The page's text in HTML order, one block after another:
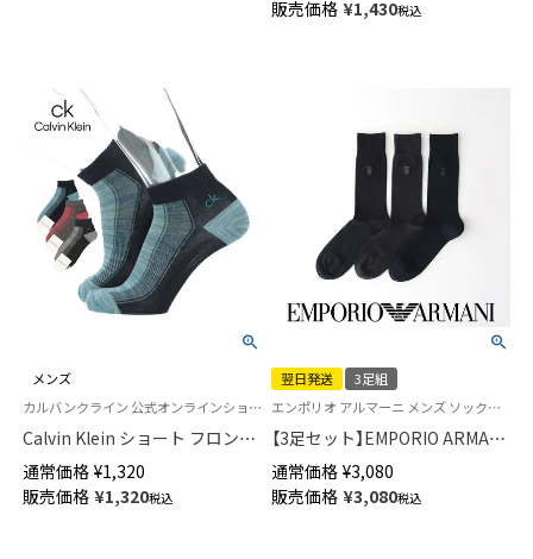
販売価格 ¥1,430税込
メンズ
カルバンクライン 公式オンラインショップ 紳士 男性 靴下
Calvin Klein ショート フロント
ストライプ スニーカー丈 カジ
ュアル ソックス メンズ
02522558
通常価格 ¥1,320
販売価格 ¥1,320税込
翌日発送
3足組
エンポリオ アルマーニ メンズ ソックス 靴下 ギフト プレゼント
【3足セット】EMPORIO ARMANI
ビジネスソックス マンガベア
刺しゅう クルー丈 メンズ 【365
日最短翌日発送】92312723
通常価格 ¥3,080
販売価格 ¥3,080税込